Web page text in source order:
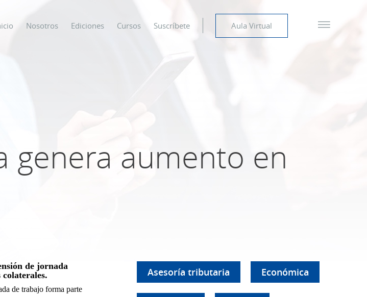
Nosotros Ediciones Cursos Suscríbete Aula Virtual
genera aumento en
de jornada
de trabajo forma parte
Asesoría tributaria Económica